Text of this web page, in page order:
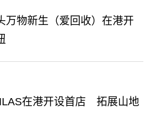
万物新生（爱回收）在港开
在港开设首店 拓展山地